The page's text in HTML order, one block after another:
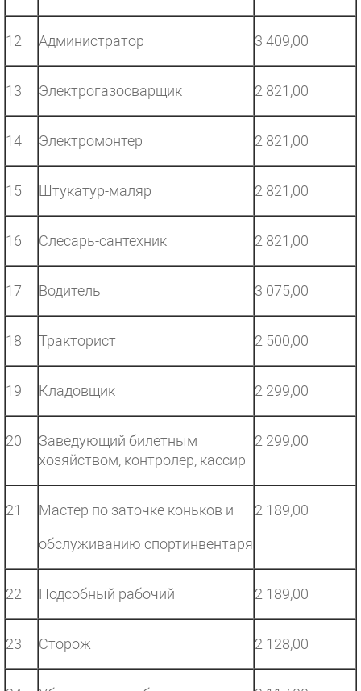
12 Администратор 3 409,00
13 Электрогазосварщик 2 821,00
14 Электромонтер 2 821,00
15 Штукатур-маляр 2 821,00
16 Слесарь-сантехник 2 821,00
17 Водитель 3 075,00
18 Тракторист 2 500,00
19 Кладовщик 2 299,00
20
Заведующий билетным
хозяйством, контролер, кассир
2 299,00
21
Мастер по заточке коньков и
обслуживанию спортинвентаря
2 189,00
22 Подсобный рабочий 2 189,00
23 Сторож 2 128,00